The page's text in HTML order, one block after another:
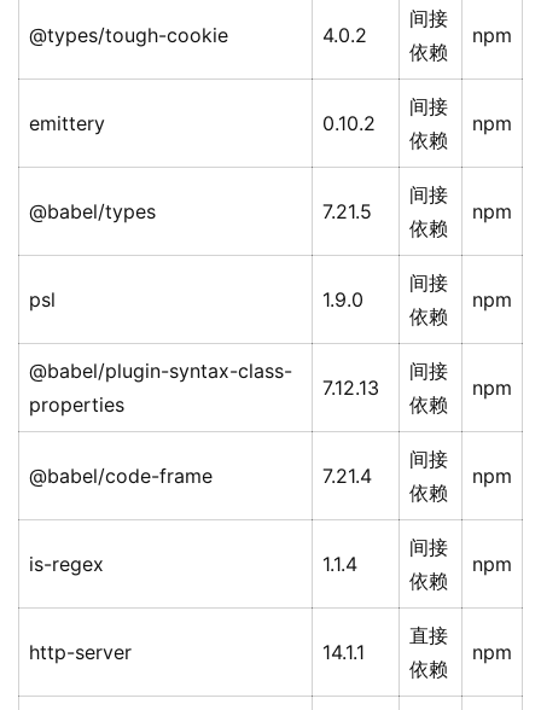
@types/tough-cookie 4.0.2
间接
依赖
npm
emittery 0.10.2
间接
依赖
npm
@babel/types 7.21.5
间接
依赖
npm
psl 1.9.0
间接
依赖
npm
@babel/plugin-syntax-class-
properties
7.12.13
间接
依赖
npm
@babel/code-frame 7.21.4
间接
依赖
npm
is-regex 1.1.4
间接
依赖
npm
http-server 14.1.1
直接
依赖
npm